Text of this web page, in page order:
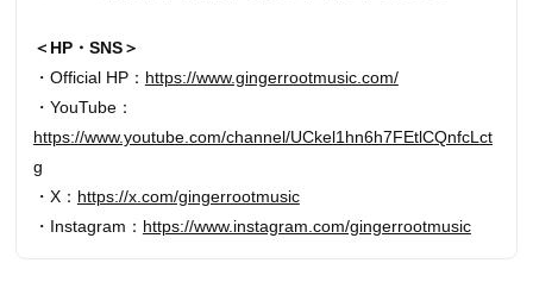
＜HP・SNS＞
・Official HP： https://www.gingerrootmusic.com/
・YouTube：
https://www.youtube.com/channel/UCkel1hn6h7FEtlCQnfcLct
g
・X： https://x.com/gingerrootmusic
・Instagram： https://www.instagram.com/gingerrootmusic